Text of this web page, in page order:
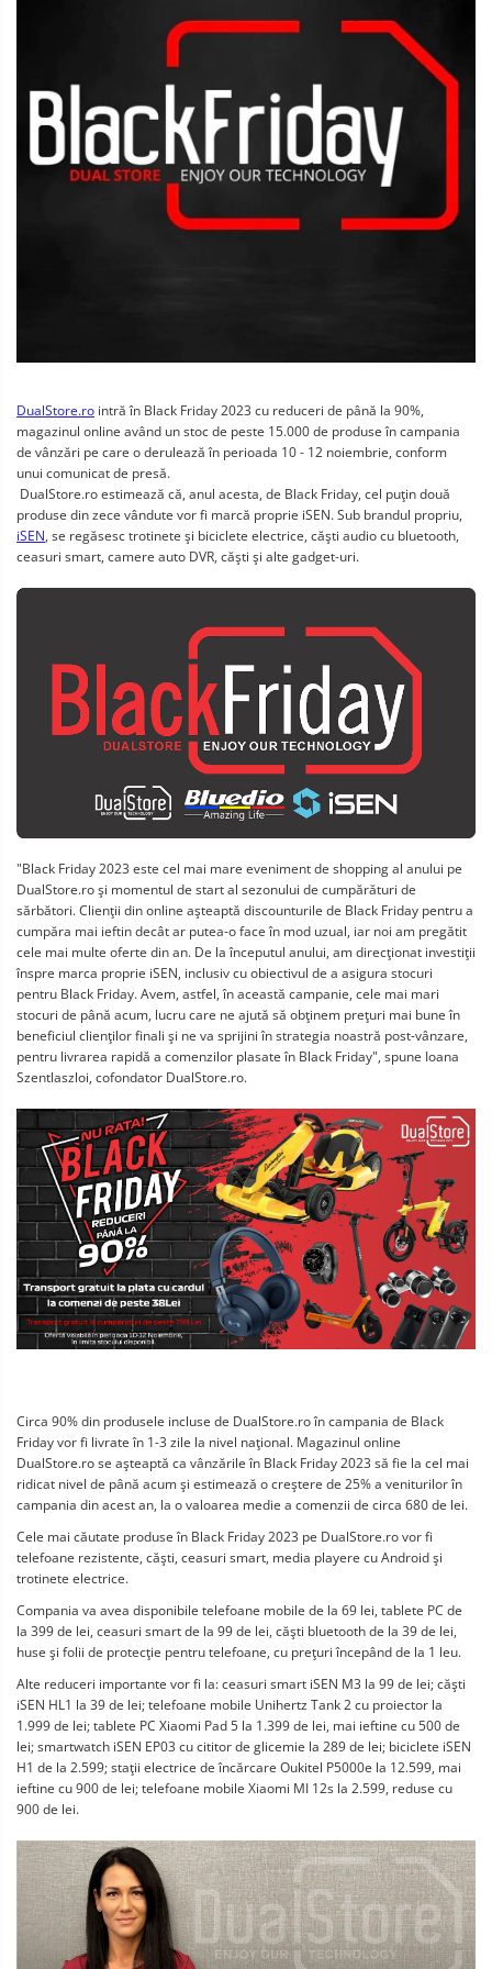
DualStore.ro intră în Black Friday 2023 cu reduceri de până la 90%,
magazinul online având un stoc de peste 15.000 de produse în campania
de vânzări pe care o derulează în perioada 10 - 12 noiembrie, conform
unui comunicat de presă.
DualStore.ro estimează că, anul acesta, de Black Friday, cel puţin două
produse din zece vândute vor fi marcă proprie iSEN. Sub brandul propriu,
iSEN, se regăsesc trotinete şi biciclete electrice, căşti audio cu bluetooth,
ceasuri smart, camere auto DVR, căşti şi alte gadget-uri.
"Black Friday 2023 este cel mai mare eveniment de shopping al anului pe
DualStore.ro şi momentul de start al sezonului de cumpărături de
sărbători. Clienţii din online aşteaptă discounturile de Black Friday pentru a
cumpăra mai ieftin decât ar putea-o face în mod uzual, iar noi am pregătit
cele mai multe oferte din an. De la începutul anului, am direcţionat investiţii
înspre marca proprie iSEN, inclusiv cu obiectivul de a asigura stocuri
pentru Black Friday. Avem, astfel, în această campanie, cele mai mari
stocuri de până acum, lucru care ne ajută să obţinem preţuri mai bune în
beneficiul clienţilor finali şi ne va sprijini în strategia noastră post-vânzare,
pentru livrarea rapidă a comenzilor plasate în Black Friday", spune Ioana
Szentlaszloi, cofondator DualStore.ro.
Circa 90% din produsele incluse de DualStore.ro în campania de Black
Friday vor fi livrate în 1-3 zile la nivel naţional. Magazinul online
DualStore.ro se aşteaptă ca vânzările în Black Friday 2023 să fie la cel mai
ridicat nivel de până acum şi estimează o creştere de 25% a veniturilor în
campania din acest an, la o valoarea medie a comenzii de circa 680 de lei.
Cele mai căutate produse în Black Friday 2023 pe DualStore.ro vor fi
telefoane rezistente, căşti, ceasuri smart, media playere cu Android şi
trotinete electrice.
Compania va avea disponibile telefoane mobile de la 69 lei, tablete PC de
la 399 de lei, ceasuri smart de la 99 de lei, căşti bluetooth de la 39 de lei,
huse şi folii de protecţie pentru telefoane, cu preţuri începând de la 1 leu.
Alte reduceri importante vor fi la: ceasuri smart iSEN M3 la 99 de lei; căşti
iSEN HL1 la 39 de lei; telefoane mobile Unihertz Tank 2 cu proiector la
1.999 de lei; tablete PC Xiaomi Pad 5 la 1.399 de lei, mai ieftine cu 500 de
lei; smartwatch iSEN EP03 cu cititor de glicemie la 289 de lei; biciclete iSEN
H1 de la 2.599; staţii electrice de încărcare Oukitel P5000e la 12.599, mai
ieftine cu 900 de lei; telefoane mobile Xiaomi MI 12s la 2.599, reduse cu
900 de lei.